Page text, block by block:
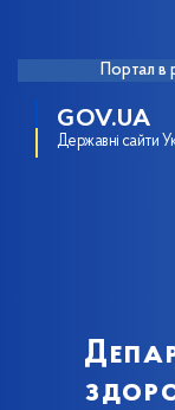
Портал в
GOV.UA
Державні сайти